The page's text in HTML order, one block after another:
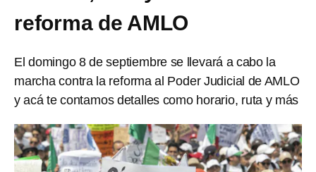
reforma de AMLO
El domingo 8 de septiembre se llevará a cabo la
marcha contra la reforma al Poder Judicial de AMLO
y acá te contamos detalles como horario, ruta y más